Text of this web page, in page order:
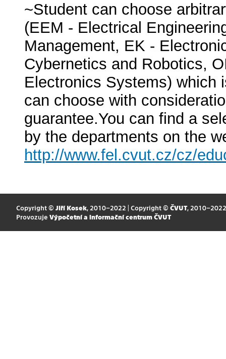
~Student can choose
(EEM - Electrical
Management, EK -
Cybernetics and Robotics,
Electronics Systems) which
can choose with
guarantee.You can find a
by the departments on the
http://www.fel.cvut.cz/cz/
Copyright © Jiří Kosek, 2010–2022 | Copyright © ČVUT, 2010–2022
Provozuje Výpočetní a informační centrum ČVUT